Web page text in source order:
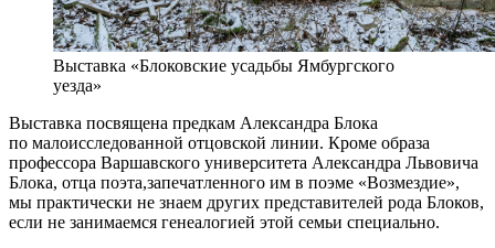
Выставка «Блоковские усадьбы Ямбургского
уезда»
Выставка посвящена предкам Александра Блока
по малоисследованной отцовской линии. Кроме образа
профессора Варшавского университета Александра Львовича
Блока, отца поэта,запечатленного им в поэме «Возмездие»,
мы практически не знаем других представителей рода Блоков,
если не занимаемся генеалогией этой семьи специально.